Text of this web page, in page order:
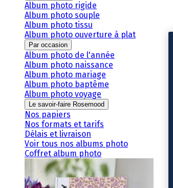
Album photo rigide
Album photo souple
Album photo tissu
Album photo ouverture à plat
Par occasion
Album photo de l'année
Album photo naissance
Album photo mariage
Album photo baptême
Album photo voyage
Le savoir-faire Rosemood
Nos papiers
Nos formats et tarifs
Délais et livraison
Voir tous nos albums photo
Coffret album photo